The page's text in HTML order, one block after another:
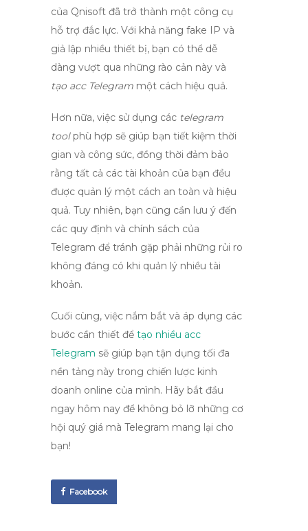
của Qnisoft đã trở thành một công cụ
hỗ trợ đắc lực. Với khả năng fake IP và
giả lập nhiều thiết bị, bạn có thể dễ
dàng vượt qua những rào cản này và
tạo acc Telegram một cách hiệu quả.
Hơn nữa, việc sử dụng các telegram
toolphù hợp sẽ giúp bạn tiết kiệm thời
gian và công sức, đồng thời đảm bảo
rằng tất cả các tài khoản của bạn đều
được quản lý một cách an toàn và hiệu
quả. Tuy nhiên, bạn cũng cần lưu ý đến
các quy định và chính sách của
Telegram để tránh gặp phải những rủi ro
không đáng có khi quản lý nhiều tài
khoản.
Cuối cùng, việc nắm bắt và áp dụng các
bước cần thiết để tạo nhiều acc
Telegram sẽ giúp bạn tận dụng tối đa
nền tảng này trong chiến lược kinh
doanh online của mình. Hãy bắt đầu
ngay hôm nay để không bỏ lỡ những cơ
hội quý giá mà Telegram mang lại cho
bạn!
Facebook